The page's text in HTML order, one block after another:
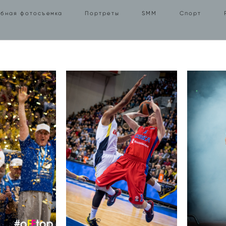
фотосъемка Портреты SMM Спорт
фотосъемка Портреты SMM Спорт